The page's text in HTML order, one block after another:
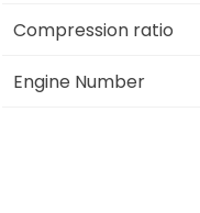
Compression ratio
Engine Number